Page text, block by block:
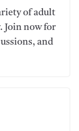
of adult
Join now for
and